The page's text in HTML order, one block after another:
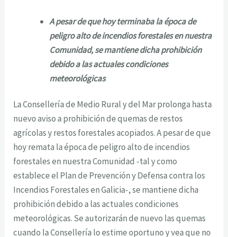
A pesar de que hoy terminaba la época de
peligro alto de incendios forestales en nuestra
Comunidad, se mantiene dicha prohibición
debido a las actuales condiciones
meteorológicas
La Consellería de Medio Rural y del Mar prolonga hasta
nuevo aviso a prohibición de quemas de restos
agrícolas y restos forestales acopiados. A pesar de que
hoy remata la época de peligro alto de incendios
forestales en nuestra Comunidad -tal y como
establece el Plan de Prevención y Defensa contra los
Incendios Forestales en Galicia-, se mantiene dicha
prohibición debido a las actuales condiciones
meteorológicas. Se autorizarán de nuevo las quemas
cuando la Consellería lo estime oportuno y vea que no